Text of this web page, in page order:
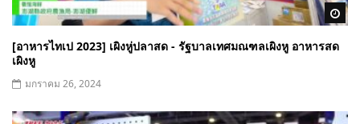
[อาหารไทเป 2023] เผิงหู่ปลาสด - รัฐบาลเทศมณฑลเผิงหู อาหารสด
เผิงหู
มกราคม 26, 2024